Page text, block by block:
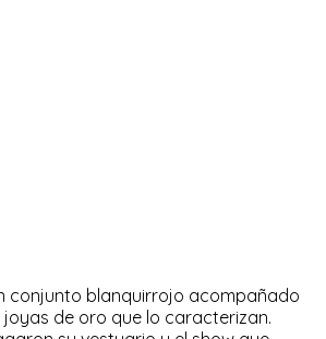
conjunto blanquirrojo acompañado
de oro que lo caracterizan.